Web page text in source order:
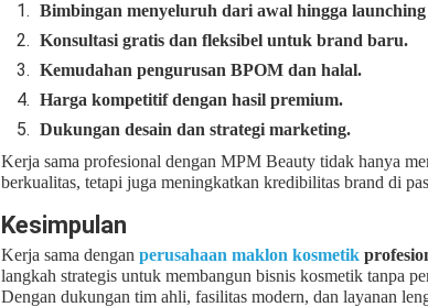
Bimbingan menyeluruh dari awal hingga
Konsultasi gratis dan fleksibel untuk brand baru.
Kemudahan pengurusan BPOM dan halal.
Harga kompetitif dengan hasil premium.
Dukungan desain dan strategi marketing.
Kerja sama profesional dengan MPM Beauty tidak hanya
berkualitas, tetapi juga meningkatkan kredibilitas brand di
Kesimpulan
Kerja sama dengan perusahaan maklon kosmetik
langkah strategis untuk membangun bisnis kosmetik tanpa
Dengan dukungan tim ahli, fasilitas modern, dan layanan